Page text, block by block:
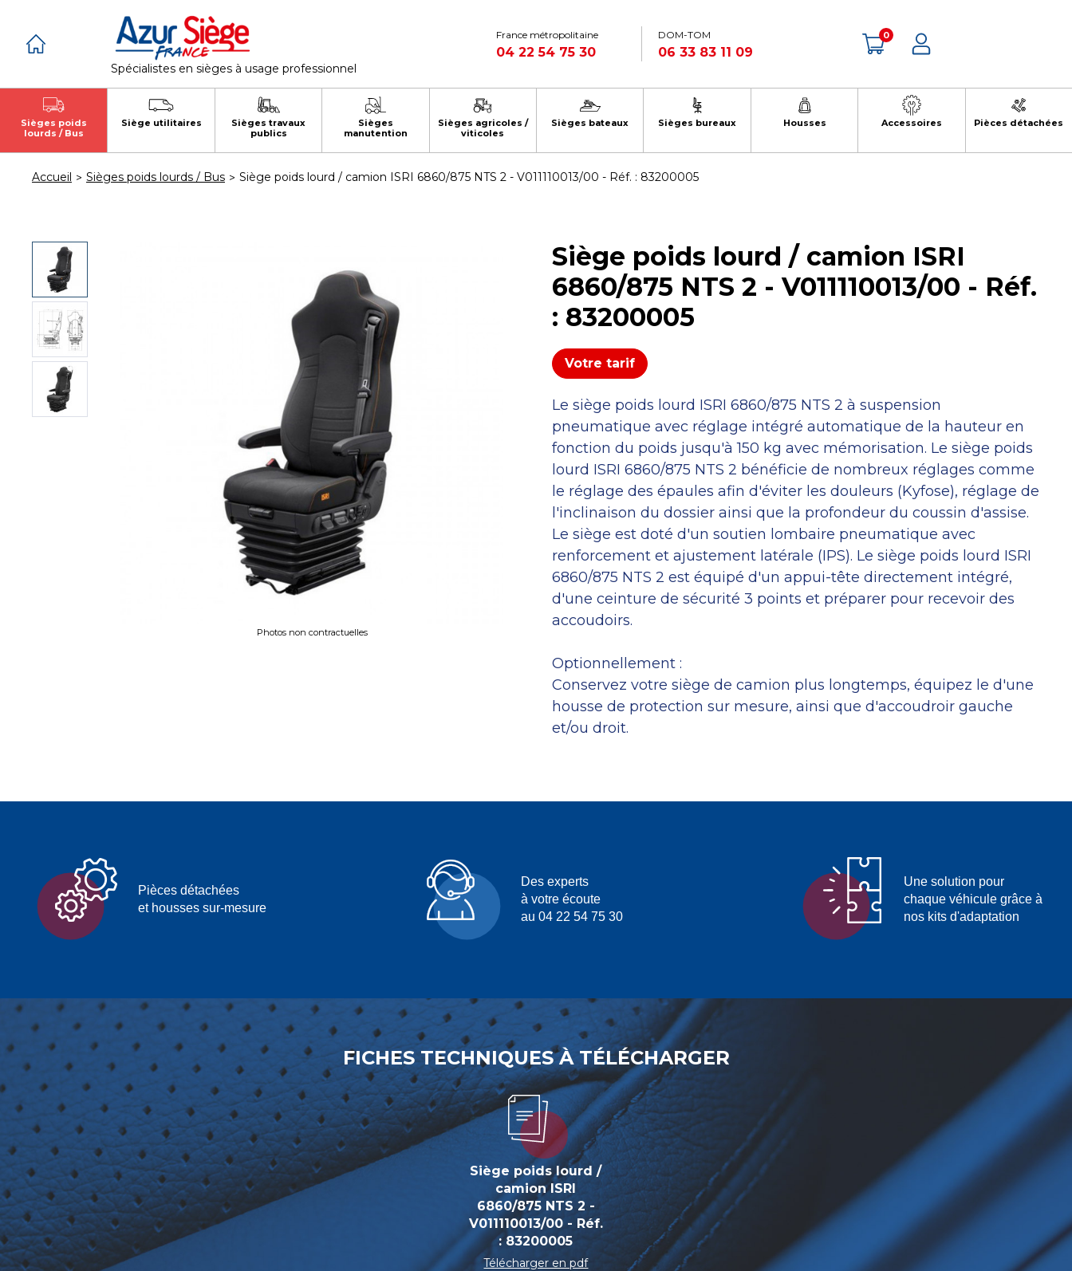
Spécialistes en sièges à usage professionnel
France métropolitaine
04 22 54 75 30
DOM-TOM
06 33 83 11 09
0
Sièges poids
lourds / Bus
Siège utilitaires
Sièges travaux
publics
Sièges
manutention
Sièges agricoles /
viticoles
Sièges bateaux Sièges bureaux Housses Accessoires Pièces détachées
Accueil Sièges poids lourds / Bus Siège poids lourd / camion ISRI 6860/875 NTS 2 - V011110013/00 - Réf. : 83200005
Siège poids lourd / camion ISRI
6860/875 NTS 2 - V011110013/00 - Réf.
: 83200005
Votre tarif
Le siège poids lourd ISRI 6860/875 NTS 2 à suspension
pneumatique avec réglage intégré automatique de la hauteur en
fonction du poids jusqu'à 150 kg avec mémorisation. Le siège poids
lourd ISRI 6860/875 NTS 2 bénéficie de nombreux réglages comme
le réglage des épaules afin d'éviter les douleurs (Kyfose), réglage de
l'inclinaison du dossier ainsi que la profondeur du coussin d'assise.
Le siège est doté d'un soutien lombaire pneumatique avec
renforcement et ajustement latérale (IPS). Le siège poids lourd ISRI
6860/875 NTS 2 est équipé d'un appui-tête directement intégré,
d'une ceinture de sécurité 3 points et préparer pour recevoir des
accoudoirs.
Optionnellement :
Conservez votre siège de camion plus longtemps, équipez le d'une
housse de protection sur mesure, ainsi que d'accoudroir gauche
et/ou droit.
Photos non contractuelles
Pièces détachées
et housses sur-mesure
Des experts
à votre écoute
au 04 22 54 75 30
Une solution pour
chaque véhicule grâce à
nos kits d'adaptation
FICHES TECHNIQUES À TÉLÉCHARGER
Siège poids lourd /
camion ISRI
6860/875 NTS 2 -
V011110013/00 - Réf.
: 83200005
Télécharger en pdf